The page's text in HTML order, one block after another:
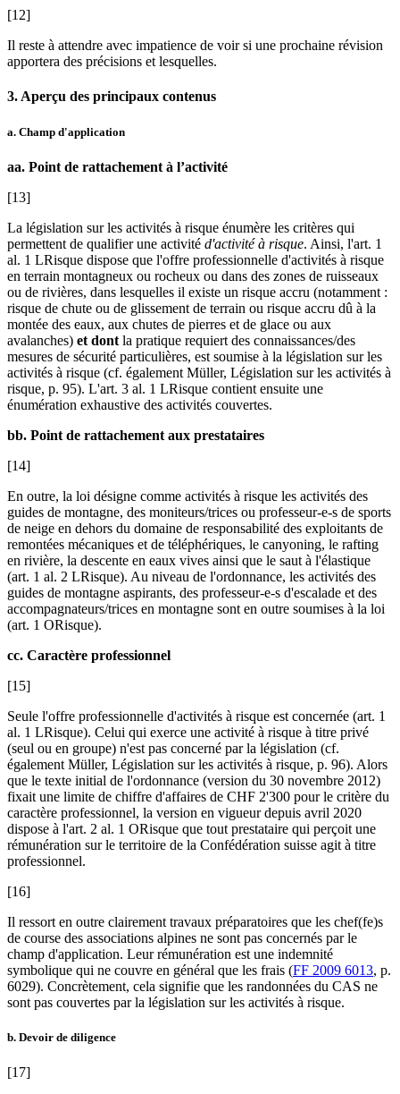
[12]
Il reste à attendre avec impatience de voir si une prochaine révision
apportera des précisions et lesquelles.
3. Aperçu des principaux contenus
a. Champ d'application
aa. Point de rattachement à l’activité
[13]
La législation sur les activités à risque énumère les critères qui
permettent de qualifier une activité d'activité à risque. Ainsi, l'art. 1
al. 1 LRisque dispose que l'offre professionnelle d'activités à risque
en terrain montagneux ou rocheux ou dans des zones de ruisseaux
ou de rivières, dans lesquelles il existe un risque accru (notamment :
risque de chute ou de glissement de terrain ou risque accru dû à la
montée des eaux, aux chutes de pierres et de glace ou aux
avalanches) et dont la pratique requiert des connaissances/des
mesures de sécurité particulières, est soumise à la législation sur les
activités à risque (cf. également Müller, Législation sur les activités à
risque, p. 95). L'art. 3 al. 1 LRisque contient ensuite une
énumération exhaustive des activités couvertes.
bb. Point de rattachement aux prestataires
[14]
En outre, la loi désigne comme activités à risque les activités des
guides de montagne, des moniteurs/trices ou professeur-e-s de sports
de neige en dehors du domaine de responsabilité des exploitants de
remontées mécaniques et de téléphériques, le canyoning, le rafting
en rivière, la descente en eaux vives ainsi que le saut à l'élastique
(art. 1 al. 2 LRisque). Au niveau de l'ordonnance, les activités des
guides de montagne aspirants, des professeur-e-s d'escalade et des
accompagnateurs/trices en montagne sont en outre soumises à la loi
(art. 1 ORisque).
cc. Caractère professionnel
[15]
Seule l'offre professionnelle d'activités à risque est concernée (art. 1
al. 1 LRisque). Celui qui exerce une activité à risque à titre privé
(seul ou en groupe) n'est pas concerné par la législation (cf.
également Müller, Législation sur les activités à risque, p. 96). Alors
que le texte initial de l'ordonnance (version du 30 novembre 2012)
fixait une limite de chiffre d'affaires de CHF 2'300 pour le critère du
caractère professionnel, la version en vigueur depuis avril 2020
dispose à l'art. 2 al. 1 ORisque que tout prestataire qui perçoit une
rémunération sur le territoire de la Confédération suisse agit à titre
professionnel.
[16]
Il ressort en outre clairement travaux préparatoires que les chef(fe)s
de course des associations alpines ne sont pas concernés par le
champ d'application. Leur rémunération est une indemnité
symbolique qui ne couvre en général que les frais (FF 2009 6013, p.
6029). Concrètement, cela signifie que les randonnées du CAS ne
sont pas couvertes par la législation sur les activités à risque.
b. Devoir de diligence
[17]